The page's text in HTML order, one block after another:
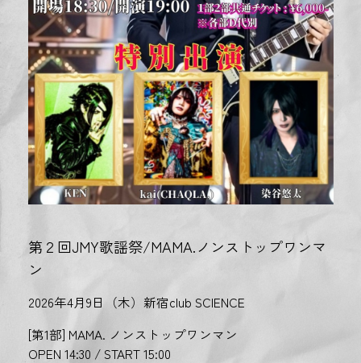
第２回JMY歌謡祭/MAMA.ノンストップワンマ
ン
2026年4月9日（木）新宿club SCIENCE
[第1部] MAMA. ノンストップワンマン
OPEN 14:30 / START 15:00